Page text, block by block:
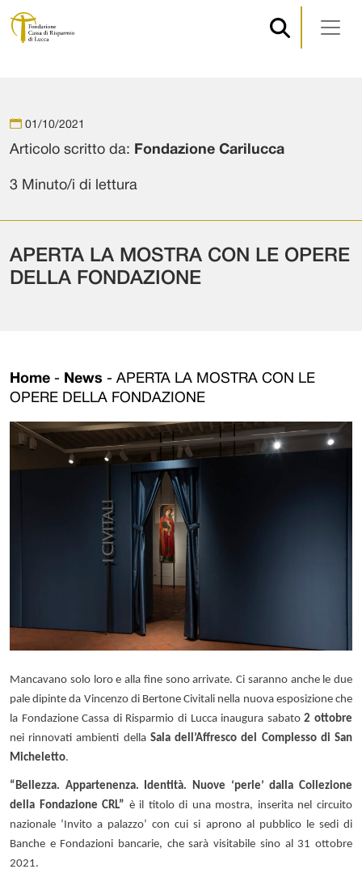
Navigazione principale
01/10/2021
Articolo scritto da: Fondazione Carilucca
3 Minuto/i di lettura
APERTA LA MOSTRA CON LE OPERE
DELLA FONDAZIONE
Home - News - APERTA LA MOSTRA CON LE
OPERE DELLA FONDAZIONE
Mancavano solo loro e alla fine sono arrivate. Ci saranno anche le due
pale dipinte da Vincenzo di Bertone Civitali nella nuova esposizione che
la Fondazione Cassa di Risparmio di Lucca inaugura sabato2 ottobre
nei rinnovati ambienti della Sala dell’Affresco del Complesso di San
Micheletto.
“Bellezza. Appartenenza. Identità. Nuove ‘perle’ dalla Collezione
della Fondazione CRL” è il titolo di una mostra, inserita nel circuito
nazionale ‘Invito a palazzo’ con cui si aprono al pubblico le sedi di
Banche e Fondazioni bancarie, che sarà visitabile sino al 31 ottobre
2021.